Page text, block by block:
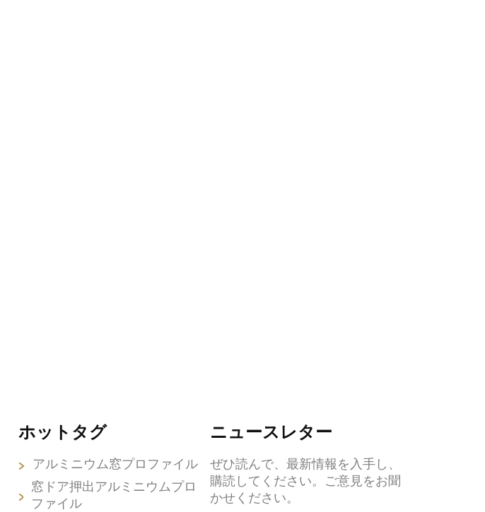
ホットタグ
アルミニウム窓プロファイル
窓ドア押出アルミニウムプロ
ファイル
ニュースレター
ぜひ読んで、最新情報を入手し、
購読してください。ご意見をお聞
かせください。